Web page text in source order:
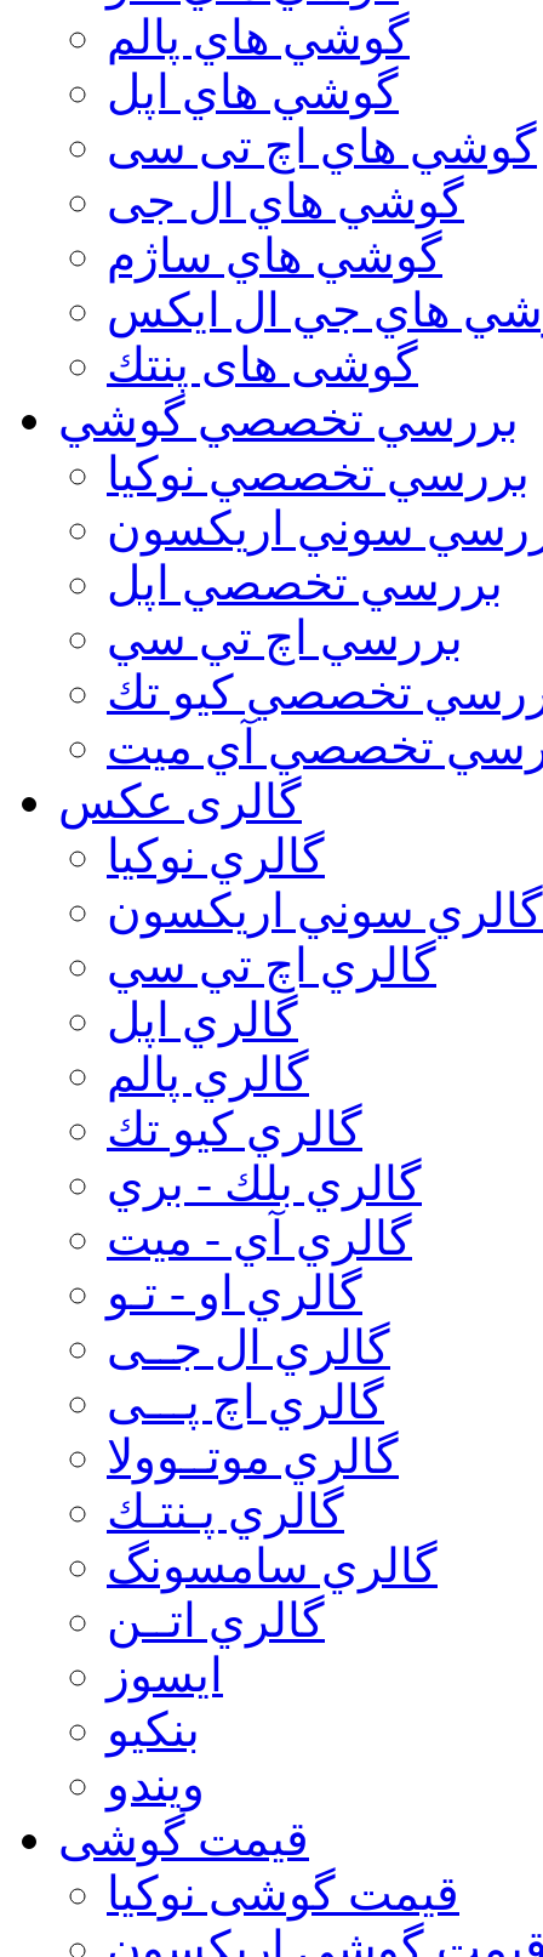
گوشي هاي پالم
گوشي هاي اپل
گوشي هاي اچ تی سی
گوشي هاي ال جی
گوشي هاي ساژم
هاي جي ال ايكس
گوشی های پنتك
بررسي تخصصي گوشي
بررسي تخصصي نوكيا
سوني اريكسون
بررسي تخصصي اپل
بررسي اچ تي سي
تخصصي كيو تك
تخصصي آي ميت
گالری عکس
گالري نوكيا
گالري سوني اريكسون
گالري اچ تي سي
گالري اپل
گالري پالم
گالري كيو تك
گالري بلك - بري
گالري آي - ميت
گالري او - تـو
گالري ال جــی
گالري اچ پـــی
گالري موتــوولا
گالري پـنتـك
گالري سامسونگ
گالري اتــن
ایسوز
بنکیو
ویندو
قیمت گوشی
قیمت گوشی نوكيا